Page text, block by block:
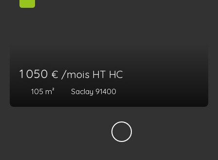
1 050 € /mois HT HC
105 m² Saclay 91400